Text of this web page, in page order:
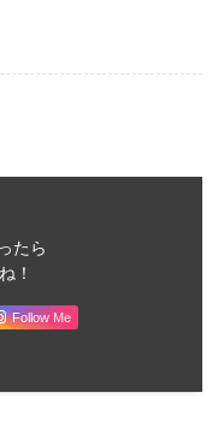
たら
！
Follow Me